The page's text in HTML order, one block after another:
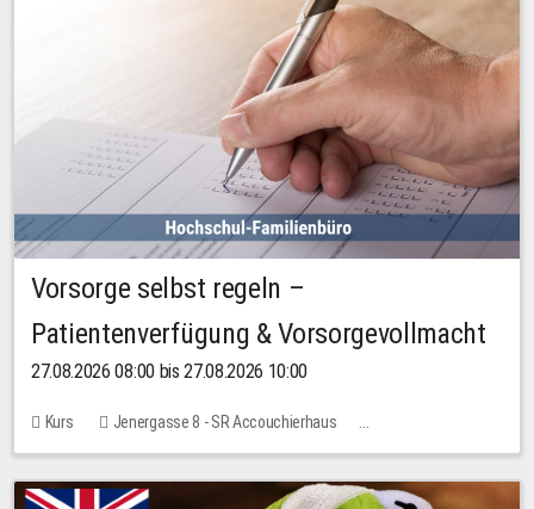
Vorsorge selbst regeln –
Patientenverfügung & Vorsorgevollmacht
27.08.2026 08:00 bis 27.08.2026 10:00
Kurs
Jenergasse 8 - SR Accouchierhaus
Keine freien Plätze